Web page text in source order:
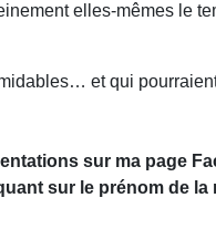
elles-mêmes le
et qui
sur ma page
sur le prénom de la